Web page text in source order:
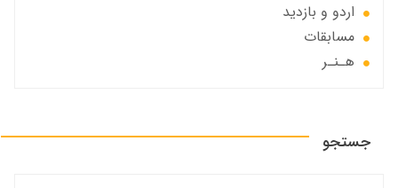
اردو و بازدید
مسابقات
هـنـر
جستجو